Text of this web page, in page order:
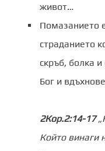
живот…
Помазанието
страданието
скръб, болка
Бог и
2Кор.2:14-17
Който винаги